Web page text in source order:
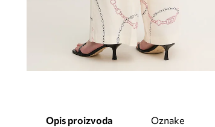
Opis proizvoda Oznake